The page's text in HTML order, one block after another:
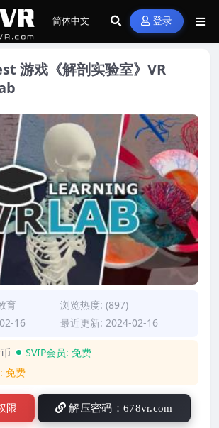
登录
游戏《解剖实验室》VR
育
浏览热度: (897)
16
最近更新: 2024-02-16
SVIP会员: 免费
免费
限 解压密码：678vr.com